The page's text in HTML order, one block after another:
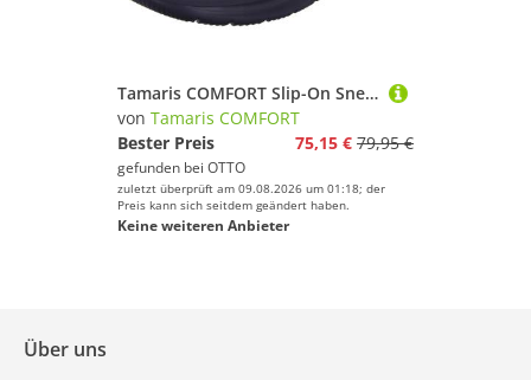
Tamaris COMFORT Slip-On Sneaker STEP-IN by Tamaris
von Tamaris COMFORT
Bester Preis
75,15 € 79,95 €
gefunden bei OTTO
zuletzt überprüft am 09.08.2026 um 01:18; der
Preis kann sich seitdem geändert haben.
Keine weiteren Anbieter
Über uns